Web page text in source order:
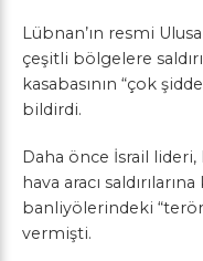
Lübnan’ın resmi
çeşitli bölgelere
kasabasının “çok
bildirdi.
Daha önce İsrail lideri,
hava aracı
banliyölerindeki
vermişti.